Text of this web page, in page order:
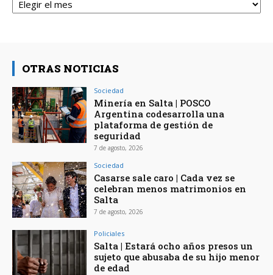
OTRAS NOTICIAS
Sociedad
Minería en Salta | POSCO
Argentina codesarrolla una
plataforma de gestión de
seguridad
7 de agosto, 2026
Sociedad
Casarse sale caro | Cada vez se
celebran menos matrimonios en
Salta
7 de agosto, 2026
Policiales
Salta | Estará ocho años presos un
sujeto que abusaba de su hijo menor
de edad